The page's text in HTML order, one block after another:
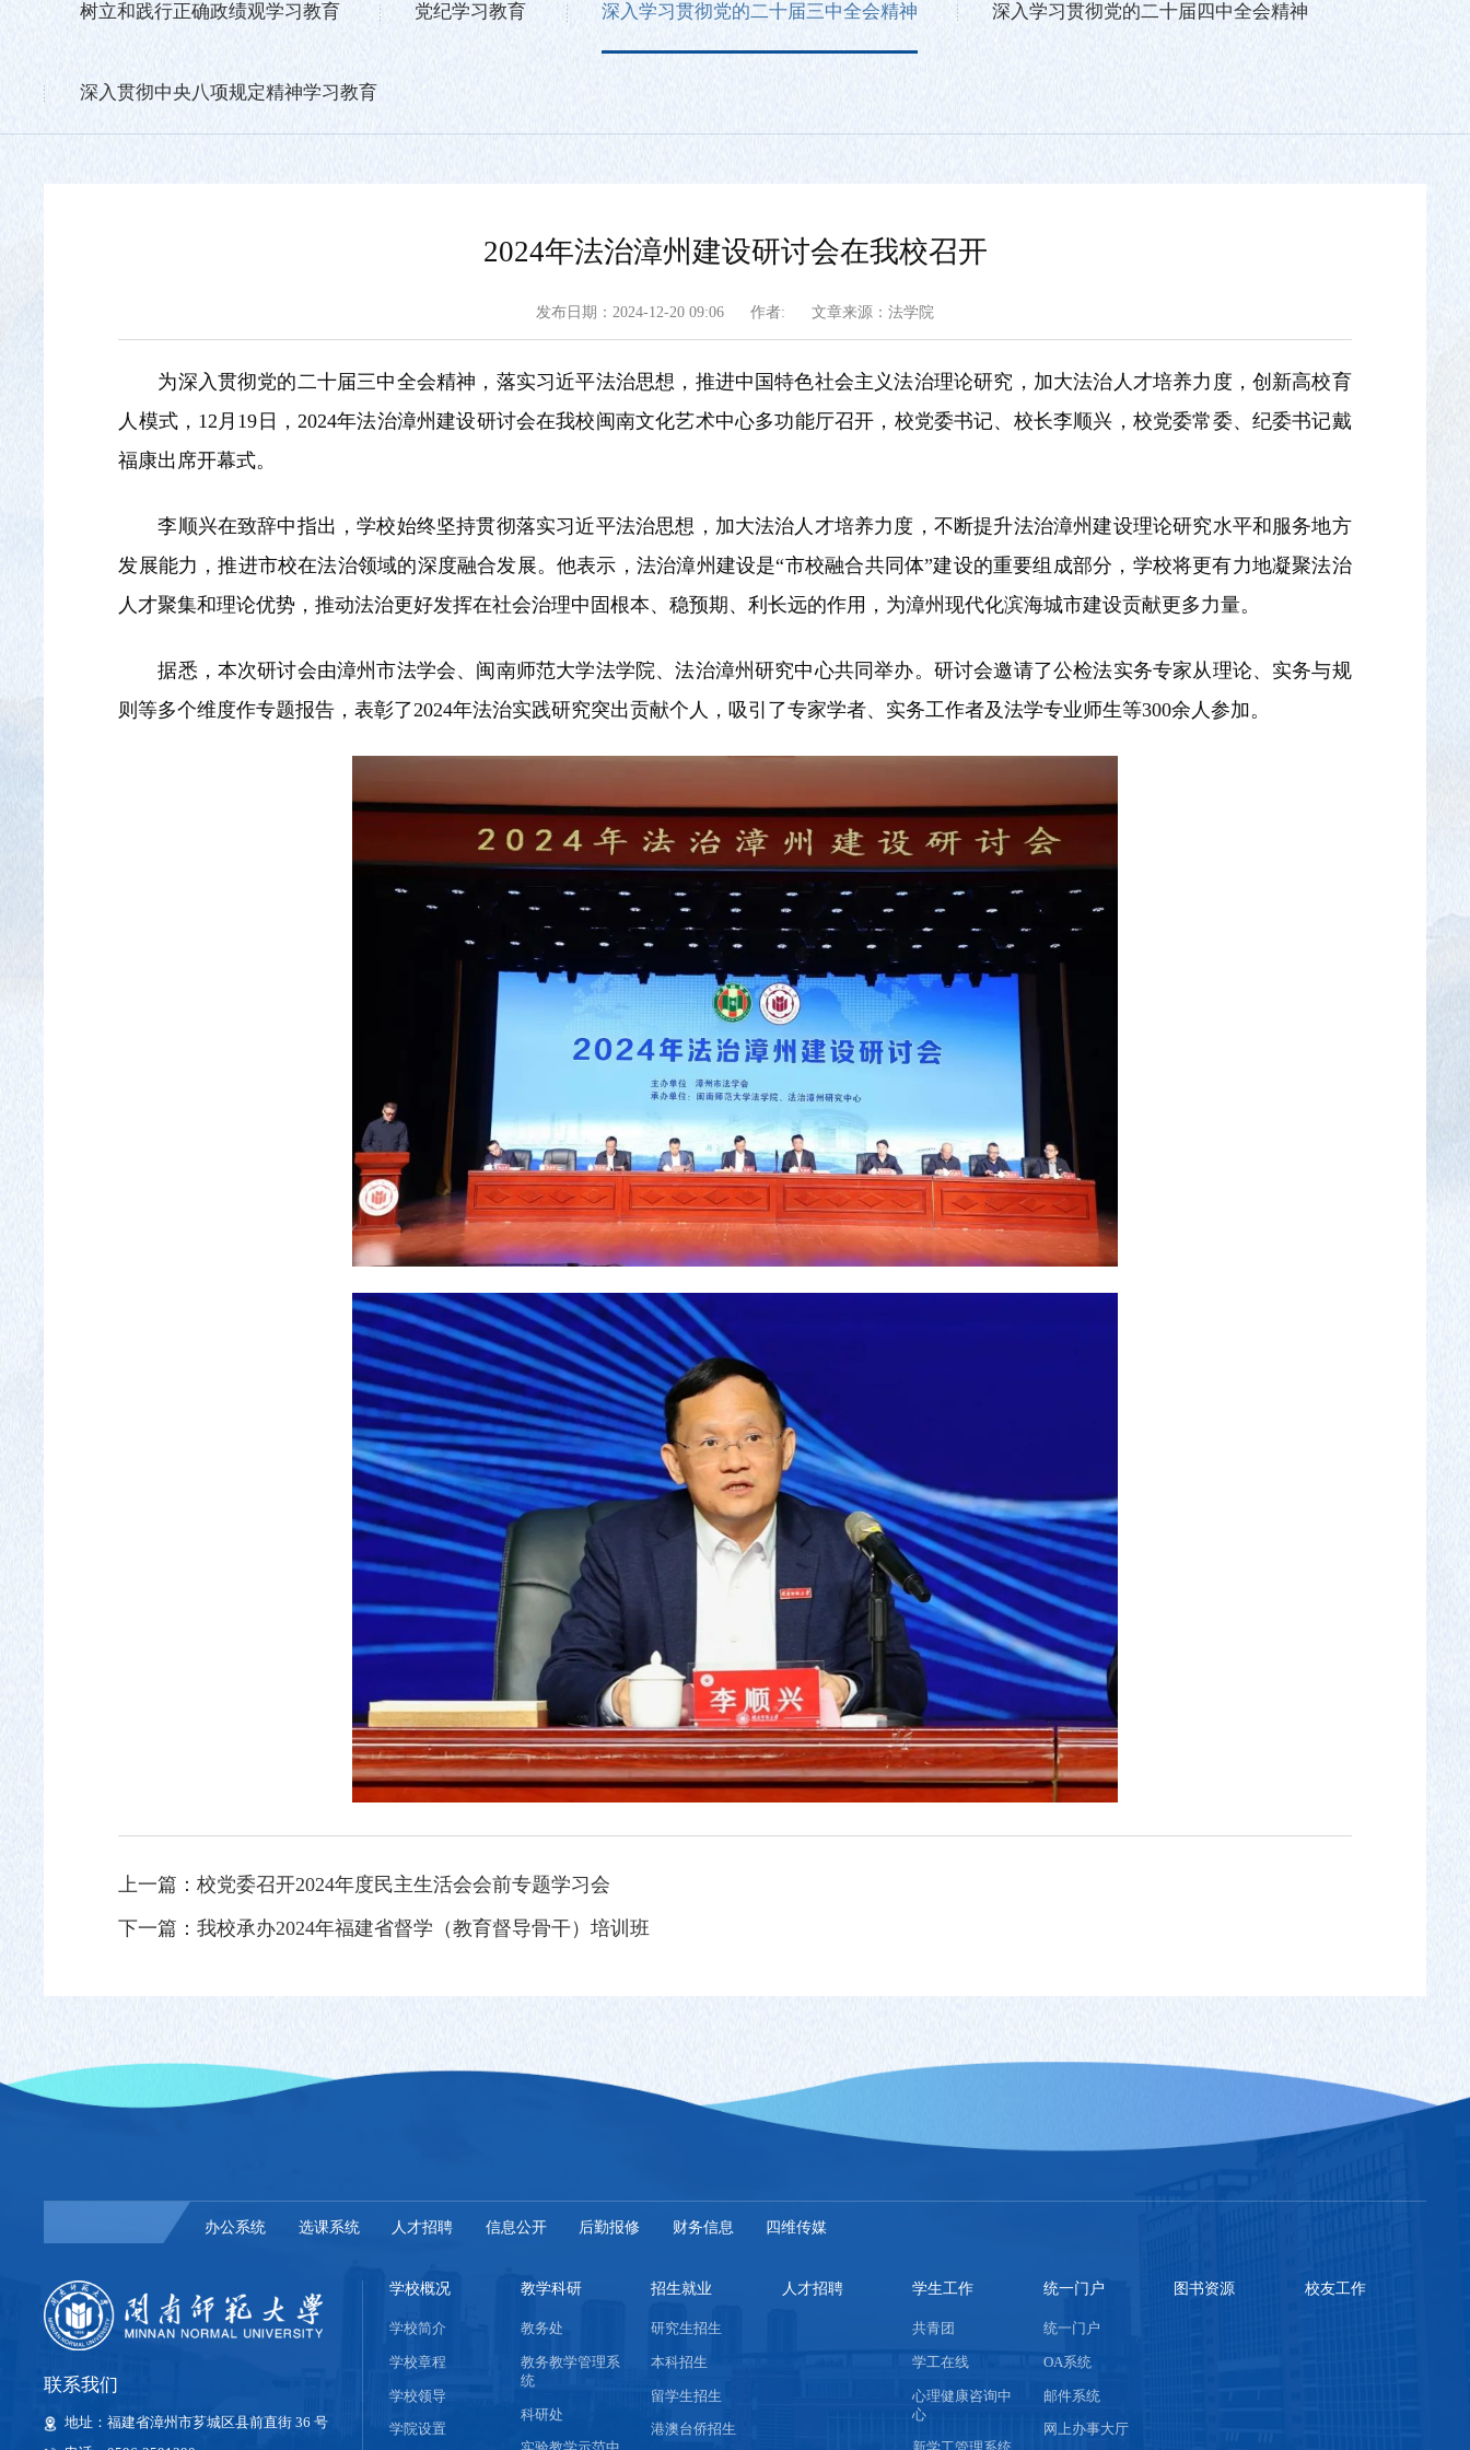
树立和践行正确政绩观学习教育 党纪学习教育 深入学习贯彻党的二十届三中全会精神 深入学习贯彻党的二十届四中全会精神
深入贯彻中央八项规定精神学习教育
2024年法治漳州建设研讨会在我校召开
发布日期：2024-12-20 09:06 作者: 文章来源：法学院
为深入贯彻党的二十届三中全会精神，落实习近平法治思想，推进中国特色社会主义法治理论研究，加大法治人才培养力度，创新高校育
人模式，12月19日，2024年法治漳州建设研讨会在我校闽南文化艺术中心多功能厅召开，校党委书记、校长李顺兴，校党委常委、纪委书记戴
福康出席开幕式。
李顺兴在致辞中指出，学校始终坚持贯彻落实习近平法治思想，加大法治人才培养力度，不断提升法治漳州建设理论研究水平和服务地方
发展能力，推进市校在法治领域的深度融合发展。他表示，法治漳州建设是“市校融合共同体”建设的重要组成部分，学校将更有力地凝聚法治
人才聚集和理论优势，推动法治更好发挥在社会治理中固根本、稳预期、利长远的作用，为漳州现代化滨海城市建设贡献更多力量。
据悉，本次研讨会由漳州市法学会、闽南师范大学法学院、法治漳州研究中心共同举办。研讨会邀请了公检法实务专家从理论、实务与规
则等多个维度作专题报告，表彰了2024年法治实践研究突出贡献个人，吸引了专家学者、实务工作者及法学专业师生等300余人参加。
上一篇：校党委召开2024年度民主生活会会前专题学习会
下一篇：我校承办2024年福建省督学（教育督导骨干）培训班
办公系统 选课系统 人才招聘 信息公开 后勤报修 财务信息 四维传媒
联系我们
地址：福建省漳州市芗城区县前直街 36 号
学校概况
学校简介
学校章程
学校领导
学院设置
教学科研
教务处
教务教学管理系
统
科研处
招生就业
研究生招生
本科招生
留学生招生
港澳台侨招生
人才招聘 学生工作
共青团
学工在线
心理健康咨询中
心
统一门户
统一门户
OA系统
邮件系统
网上办事大厅
图书资源 校友工作